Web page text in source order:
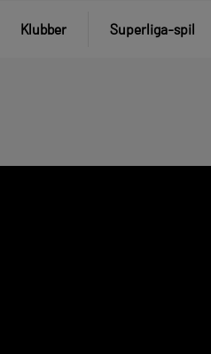
Klubber Superliga-spil